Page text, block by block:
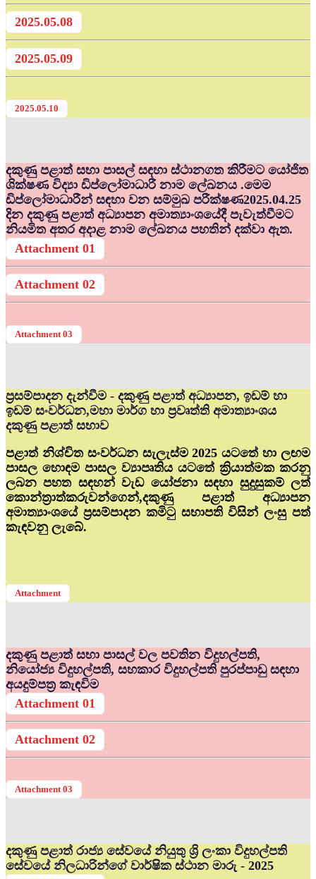
2025.05.08
2025.05.09
2025.05.10
දකුණු පළාත් සභා පාසල් සඳහා ස්ථානගත කිරීමට යෝජිත
ශික්ෂණ විද්‍යා ඩිප්ලෝමාධාරී නාම ලේඛනය .මෙම
ඩිප්ලෝමාධාරීන් සඳහා වන සම්මුඛ පරීක්ෂණ2025.04.25
දින දකුණු පළාත් අධ්‍යාපන අමාත්‍යාංශයේදී පැවැත්වීමට
නියමිත අතර අදාළ නාම ලේඛනය පහතින් දක්වා ඇත.
Attachment 01
Attachment 02
Attachment 03
ප්‍රසම්පාදන දැන්වීම - දකුණු පළාත් අධ්‍යාපන, ඉඩම් හා
ඉඩම් සංවර්ධන,මහා මාර්ග හා ප්‍රවෘත්ති අමාත්‍යාංශය
දකුණු පළාත් සභාව
පළාත් නිශ්චිත සංවර්ධන සැලැස්ම 2025 යටතේ හා ලඟම
පාසල හොඳම පාසල ව්‍යාපෘතිය යටතේ ක්‍රියාත්මක කරනු
ලබන පහත සඳහන් වැඩ යෝජනා සඳහා සුදුසුකම් ලත්
කොන්ත්‍රාත්කරුවන්ගෙන්,දකුණු පළාත් අධ්‍යාපන
අමාත්‍යාංශයේ ප්‍රසම්පාදන කමිටු සභාපති විසින් ලංසු පත්
කැඳවනු ලැබේ.
Attachment
දකුණු පළාත් සභා පාසල් වල පවතින විදුහල්පති,
නියෝජ්‍ය විදුහල්පති, සහකාර විදුහල්පති පුරප්පාඩු සඳහා
අයදුම්පත්‍ර කැඳවිම
Attachment 01
Attachment 02
Attachment 03
දකුණු පළාත් රාජ්‍ය සේවයේ නියුතු ශ්‍රි ලංකා විදුහල්පති
සේවයේ නිලධාරින්ගේ වාර්ෂික ස්ථාන මාරු - 2025